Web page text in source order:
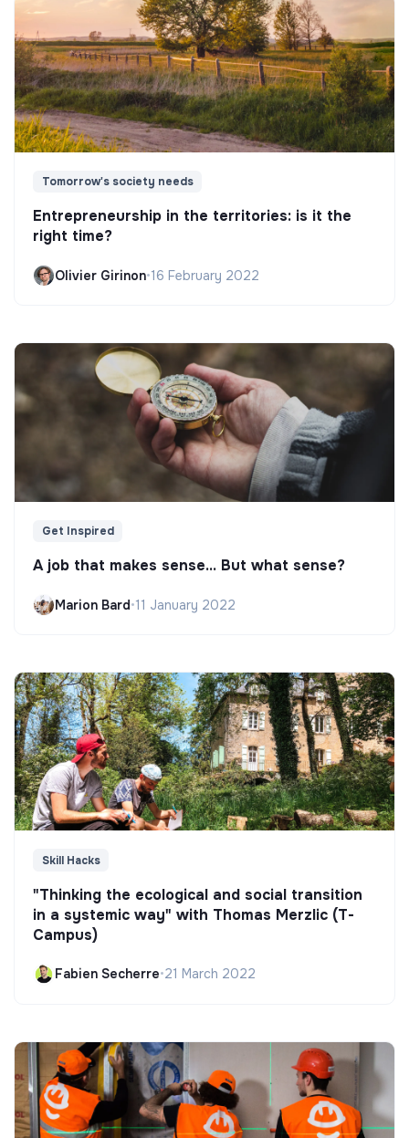
Tomorrow's society needs
Entrepreneurship in the territories: is it the
right time?
Olivier Girinon•16 February 2022
Get Inspired
A job that makes sense... But what sense?
Marion Bard•11 January 2022
Skill Hacks
"Thinking the ecological and social transition
in a systemic way" with Thomas Merzlic (T-
Campus)
Fabien Secherre•21 March 2022